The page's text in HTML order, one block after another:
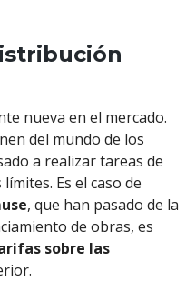
nueva en el mercado.
del mundo de los
a realizar tareas de
Es el caso de
, que han pasado de la
de obras, es
sobre las